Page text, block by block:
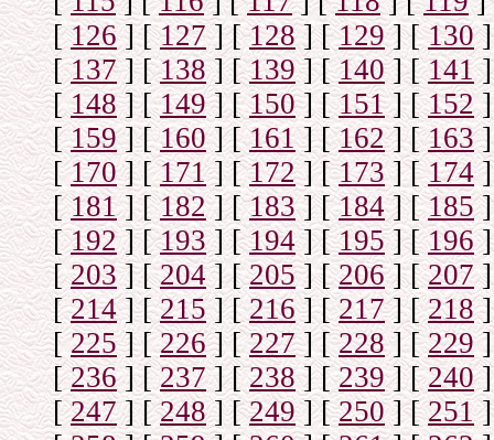
[126] [127] [128] [129] [130]
[137] [138] [139] [140] [141]
[148] [149] [150] [151] [152]
[159] [160] [161] [162] [163]
[170] [171] [172] [173] [174]
[181] [182] [183] [184] [185]
[192] [193] [194] [195] [196]
[203] [204] [205] [206] [207]
[214] [215] [216] [217] [218]
[225] [226] [227] [228] [229]
[236] [237] [238] [239] [240]
[247] [248] [249] [250] [251]